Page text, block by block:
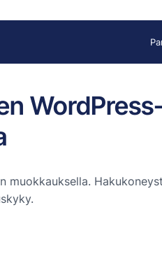
muokkauksella.